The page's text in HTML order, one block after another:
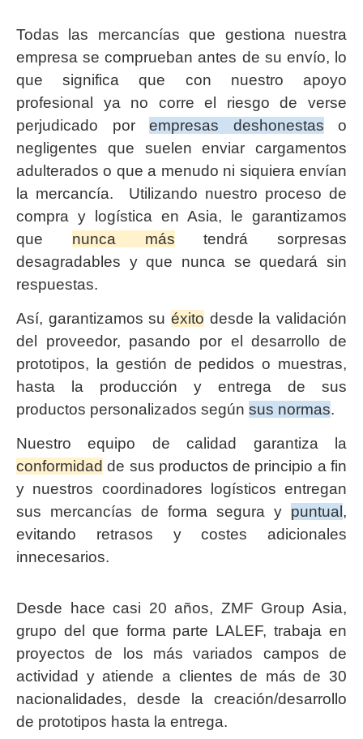
Todas las mercancías que gestiona nuestra
empresa se comprueban antes de su envío, lo
que significa que con nuestro apoyo
profesional ya no corre el riesgo de verse
perjudicado por empresas deshonestas o
negligentes que suelen enviar cargamentos
adulterados o que a menudo ni siquiera envían
la mercancía. Utilizando nuestro proceso de
compra y logística en Asia, le garantizamos
que nunca más tendrá sorpresas
desagradables y que nunca se quedará sin
respuestas.
Así, garantizamos su éxito desde la validación
del proveedor, pasando por el desarrollo de
prototipos, la gestión de pedidos o muestras,
hasta la producción y entrega de sus
productos personalizados según sus normas.
Nuestro equipo de calidad garantiza la
conformidad de sus productos de principio a fin
y nuestros coordinadores logísticos entregan
sus mercancías de forma segura y puntual ,
evitando retrasos y costes adicionales
innecesarios.
Desde hace casi 20 años, ZMF Group Asia,
grupo del que forma parte LALEF, trabaja en
proyectos de los más variados campos de
actividad y atiende a clientes de más de 30
nacionalidades, desde la creación/desarrollo
de prototipos hasta la entrega.